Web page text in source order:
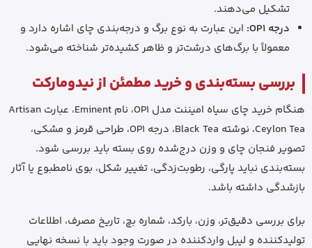
تشکیل می‌دهند.
درجه OP1:
این عبارت به نوع برگ و درجه‌بندی چای اشاره دارد و
معمولاً با برگ‌های درشت‌تر و ظاهر کشیده‌تر شناخته می‌شود.
بررسی بسته‌بندی و خرید مطمئن از نیدومارکت
هنگام خرید چای سیاه امیننت مدل OP1، نام Eminent، عبارت Artisan
Ceylon Tea، نوشته Black Tea، درجه OP1، طراحی قرمز و مشکی،
تصویر فنجان چای و وزن درج‌شده روی بسته باید بررسی شود.
بسته‌بندی نباید پارگی، رطوبت‌زدگی، تغییر شکل، بوی نامطبوع یا آثار
بازشدگی داشته باشد.
برای بررسی دقیق‌تر، وزن، بارکد، شماره بچ، تاریخ مصرف، اطلاعات
تولیدکننده و لیبل واردکننده در صورت وجود باید با نسخه نهایی